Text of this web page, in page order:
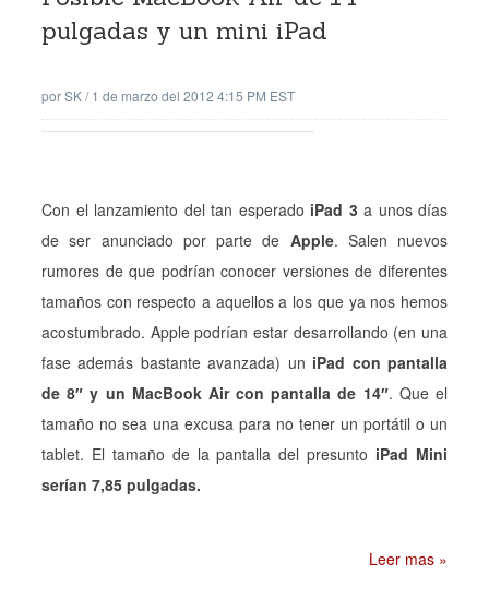
pulgadas y un mini iPad
porSK/1 de marzo del 2012 4:15 PM EST
Con el lanzamiento del tan esperado iPad 3 a unos días
de ser anunciado por parte de Apple. Salen nuevos
rumores de que podrían conocer versiones de diferentes
tamaños con respecto a aquellos a los que ya nos hemos
acostumbrado. Apple podrían estar desarrollando (en una
fase además bastante avanzada) un iPad con pantalla
de 8″ y un MacBook Air con pantalla de 14″. Que el
tamaño no sea una excusa para no tener un portátil o un
tablet. El tamaño de la pantalla del presunto iPad Mini
serían 7,85 pulgadas.
Leer mas »